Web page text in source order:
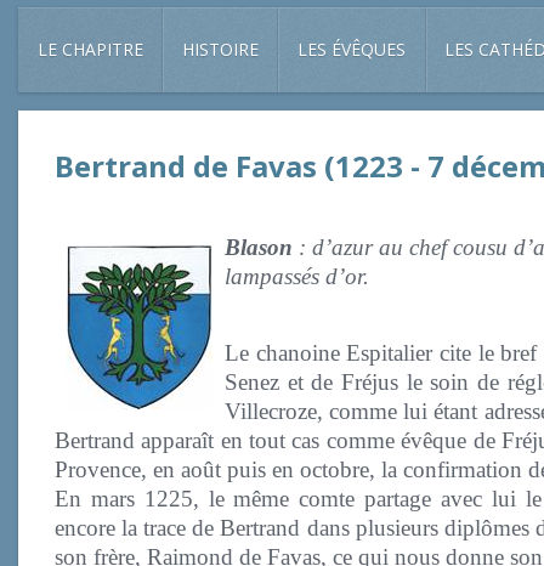
LE CHAPITRE HISTOIRE LES ÉVÊQUES LES
Bertrand de Favas (1223 - 7
Blason : d’azur au chef cousu
lampassés d’or.
Le chanoine Espitalier cite le
Senez et de Fréjus le soin de
Villecroze, comme lui étant
Bertrand apparaît en tout cas comme évêque de
Provence, en août puis en octobre, la confirmation
En mars 1225, le même comte partage avec lui
encore la trace de Bertrand dans plusieurs
son frère, Raimond de Favas, ce qui nous donne